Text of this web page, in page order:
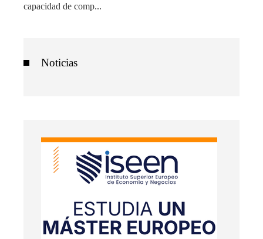
capacidad de comp...
Noticias